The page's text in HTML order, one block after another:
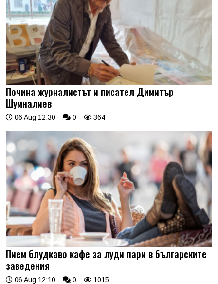
Почина журналистът и писател Димитър
Шумналиев
06 Aug 12:30 0 364
Пием блудкаво кафе за луди пари в българските
заведения
06 Aug 12:10 0 1015